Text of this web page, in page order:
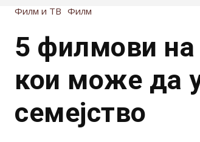
Филм и ТВ Филм
5 филмови
кои може да
семејство